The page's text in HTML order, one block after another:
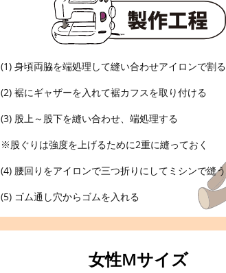
(1) 身頃両脇を端処理して縫い合わせアイロンで割る
(2) 裾にギャザーを入れて裾カフスを取り付ける
(3) 股上～股下を縫い合わせ、端処理する
※股ぐりは強度を上げるために2重に縫っておく
(4) 腰回りをアイロンで三つ折りにしてミシンで縫う
(5) ゴム通し穴からゴムを入れる
女性Mサイズ